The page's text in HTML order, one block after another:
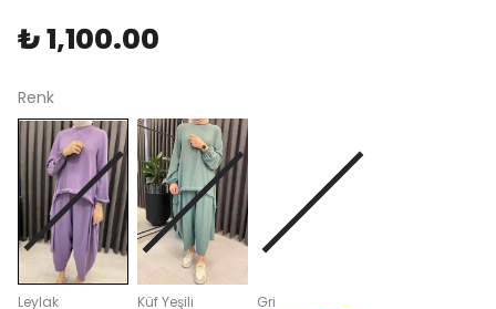
₺ 1,100.00
Renk
Leylak Küf Yeşili Gri